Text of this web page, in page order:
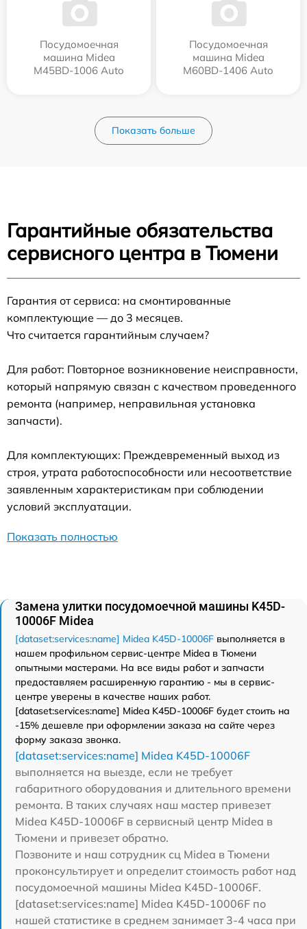
Посудомоечная
машина Midea
M45BD-1006 Auto
Посудомоечная
машина Midea
M60BD-1406 Auto
Показать больше
Гарантийные обязательства
сервисного центра в Тюмени
Гарантия от сервиса: на смонтированные
комплектующие — до 3 месяцев.
Что считается гарантийным случаем?
Для работ: Повторное возникновение неисправности,
который напрямую связан с качеством проведенного
ремонта (например, неправильная установка
запчасти).
Для комплектующих: Преждевременный выход из
строя, утрата работоспособности или несоответствие
заявленным характеристикам при соблюдении
условий эксплуатации.
Показать полностью
Замена улитки посудомоечной машины K45D-
10006F Midea
[dataset:services:name] Midea K45D-10006F выполняется в
нашем профильном сервис-центре Midea в Тюмени
опытными мастерами. На все виды работ и запчасти
предоставляем расширенную гарантию - мы в сервис-
центре уверены в качестве наших работ.
[dataset:services:name] Midea K45D-10006F будет стоить на
-15% дешевле при оформлении заказа на сайте через
форму заказа звонка.
[dataset:services:name] Midea K45D-10006F
выполняется на выезде, если не требует
габаритного оборудования и длительного времени
ремонта. В таких случаях наш мастер привезет
Midea K45D-10006F в сервисный центр Midea в
Тюмени и привезет обратно.
Позвоните и наш сотрудник сц Midea в Тюмени
проконсультирует и определит стоимость работ над
посудомоечной машины Midea K45D-10006F.
[dataset:services:name] Midea K45D-10006F по
нашей статистике в среднем занимает 3-4 часа при